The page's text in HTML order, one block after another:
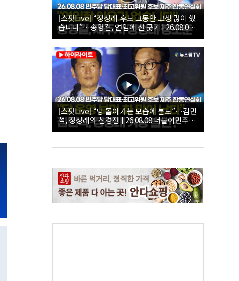
[스팟Live] “정청래 후보 그동안 고생 많이 했
습니다”…송영길, 연임에 선 긋기 | 26.08.08
더불어민주당 당대표·최고위원 후보 제주 합
동연설회
[스팟Live] “당 돌아가는 모습에 분노”…김민
석, 정청래와 신경전 | 26.08.08 더불어민주당
당대표·최고위원 후보 제주 합동연설회